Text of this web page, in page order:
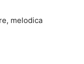
melodica